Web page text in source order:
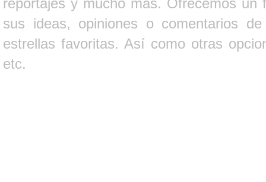
sus ideas, opiniones o comentarios
estrellas favoritas. Así como otras
etc.